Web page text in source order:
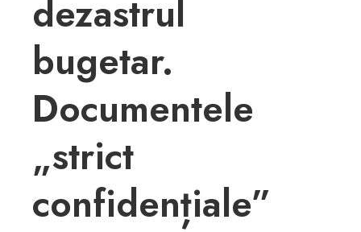
dezastrul
bugetar.
Documentele
„strict
confidențiale”